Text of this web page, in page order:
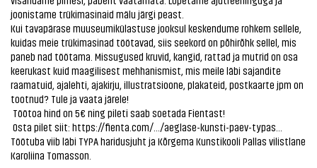
joonistame trükimasinaid mälu järgi peast.
Kui tavapärase muuseumikülastuse jooksul keskendume rohkem sellele,
kuidas meie trükimasinad töötavad, siis seekord on põhirõhk sellel, mis
paneb nad töötama. Missugused kruvid, kangid, rattad ja mutrid on osa
keerukast kuid maagilisest mehhanismist, mis meile läbi sajandite
raamatuid, ajalehti, ajakirju, illustratsioone, plakateid, postkaarte jpm on
tootnud? Tule ja vaata järele!
Töötoa hind on 5€ ning pileti saab soetada Fientast!
Osta pilet siit: https://fienta.com/.../aeglase-kunsti-paev-typas...
Töötuba viib läbi TYPA haridusjuht ja Kõrgema Kunstikooli Pallas vilistlane
Karoliina Tomasson.